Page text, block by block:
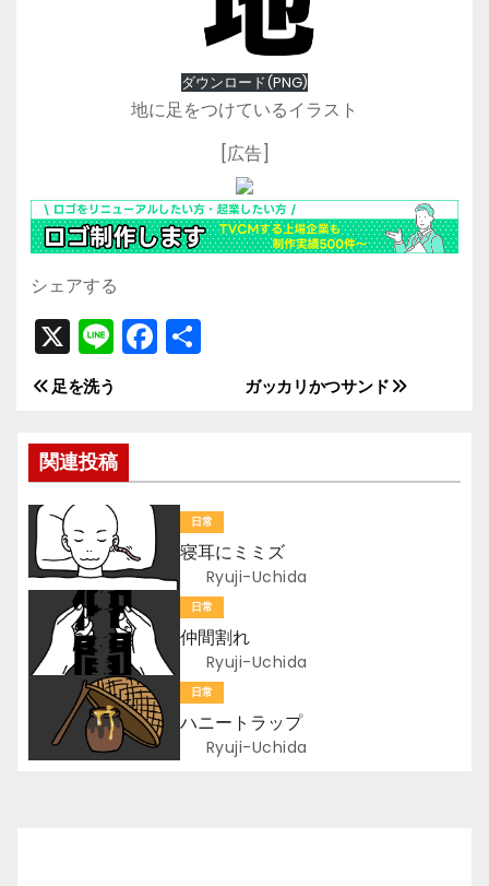
ダウンロード(PNG)
地に足をつけているイラスト
[広告]
シェアする
X Li
n
F
a
b
o
o
k
共
投
稿
ナ
ビ
ゲ
ー
シ
ョ
ン
ガッカリかつサンド
足を洗う
関連投稿
日常
寝耳にミミズ
Ryuji-Uchida
日常
仲間割れ
Ryuji-Uchida
日常
ハニートラップ
Ryuji-Uchida